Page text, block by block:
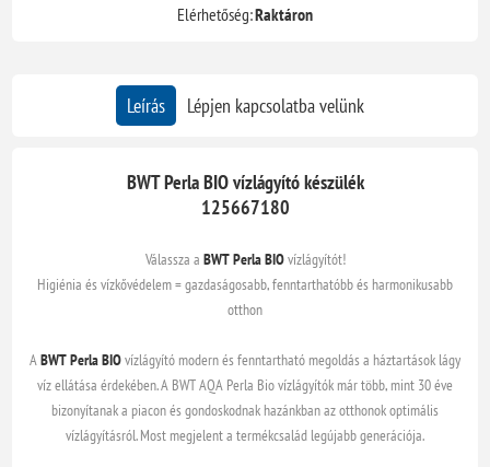
Elérhetőség:Raktáron
Leírás Lépjen kapcsolatba velünk
BWT Perla BIO vízlágyító készülék
125667180
Válassza a BWT Perla BIOvízlágyítót!
Higiénia és vízkővédelem = gazdaságosabb, fenntarthatóbb és harmonikusabb
otthon
ABWT Perla BIOvízlágyító modern és fenntartható megoldás a háztartások lágy
víz ellátása érdekében. A BWT AQA Perla Bio vízlágyítók már több, mint 30 éve
bizonyítanak a piacon és gondoskodnak hazánkban az otthonok optimális
vízlágyításról. Most megjelent a termékcsalád legújabb generációja.